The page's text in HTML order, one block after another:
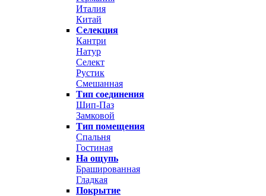
Италия
Китай
Селекция
Кантри
Натур
Селект
Рустик
Смешанная
Тип соединения
Шип-Паз
Замковой
Тип помещения
Спальня
Гостиная
На ощупь
Брашированная
Гладкая
Покрытие